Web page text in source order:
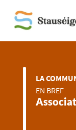
LA
EN BREF